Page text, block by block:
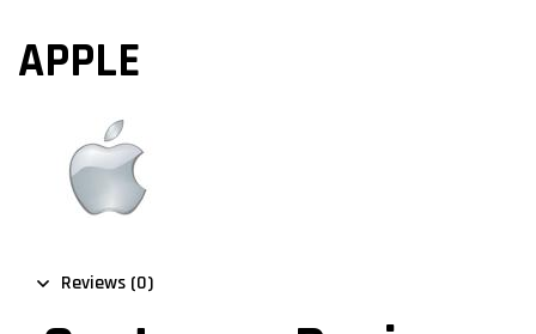
APPLE
Reviews (0)